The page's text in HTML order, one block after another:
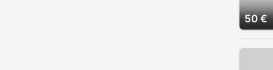
50 €